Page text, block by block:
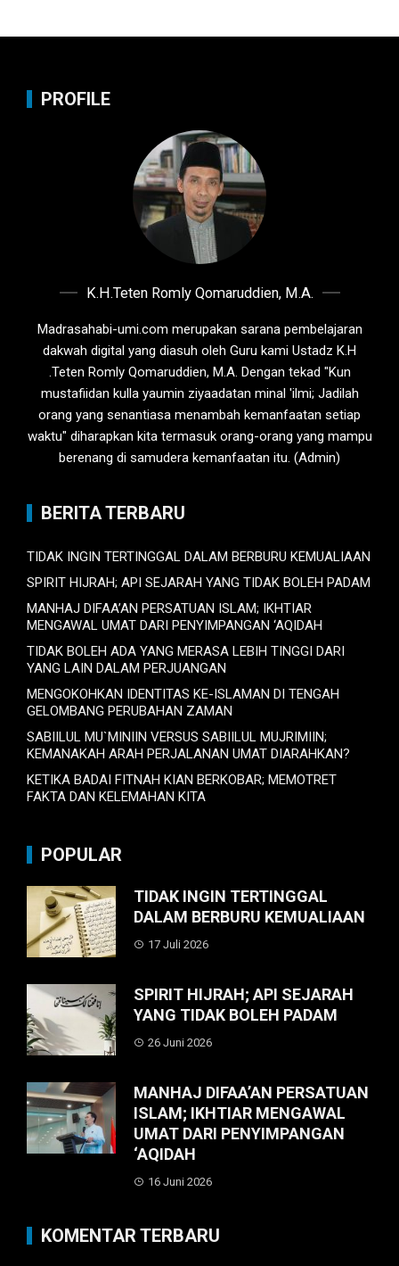
PROFILE
K.H.Teten Romly Qomaruddien, M.A.
Madrasahabi-umi.com merupakan sarana pembelajaran
dakwah digital yang diasuh oleh Guru kami Ustadz K.H
.Teten Romly Qomaruddien, M.A. Dengan tekad "Kun
mustafiidan kulla yaumin ziyaadatan minal 'ilmi; Jadilah
orang yang senantiasa menambah kemanfaatan setiap
waktu" diharapkan kita termasuk orang-orang yang mampu
berenang di samudera kemanfaatan itu. (Admin)
BERITA TERBARU
TIDAK INGIN TERTINGGAL DALAM BERBURU KEMUALIAAN
SPIRIT HIJRAH; API SEJARAH YANG TIDAK BOLEH PADAM
MANHAJ DIFAA’AN PERSATUAN ISLAM; IKHTIAR
MENGAWAL UMAT DARI PENYIMPANGAN ‘AQIDAH
TIDAK BOLEH ADA YANG MERASA LEBIH TINGGI DARI
YANG LAIN DALAM PERJUANGAN
MENGOKOHKAN IDENTITAS KE-ISLAMAN DI TENGAH
GELOMBANG PERUBAHAN ZAMAN
SABIILUL MU`MINIIN VERSUS SABIILUL MUJRIMIIN;
KEMANAKAH ARAH PERJALANAN UMAT DIARAHKAN?
KETIKA BADAI FITNAH KIAN BERKOBAR; MEMOTRET
FAKTA DAN KELEMAHAN KITA
POPULAR
TIDAK INGIN TERTINGGAL
DALAM BERBURU KEMUALIAAN
17 Juli 2026
SPIRIT HIJRAH; API SEJARAH
YANG TIDAK BOLEH PADAM
26 Juni 2026
MANHAJ DIFAA’AN PERSATUAN
ISLAM; IKHTIAR MENGAWAL
UMAT DARI PENYIMPANGAN
‘AQIDAH
16 Juni 2026
KOMENTAR TERBARU